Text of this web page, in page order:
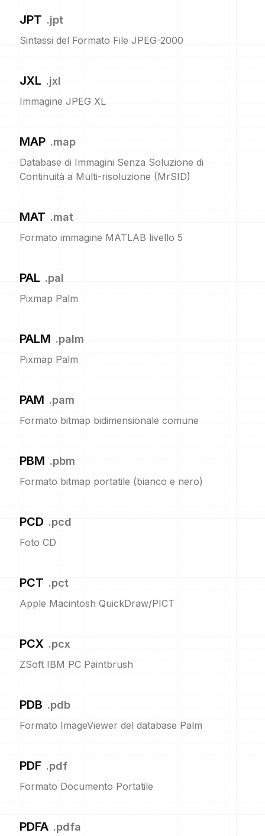
JPT .jpt
Sintassi del Formato File JPEG-2000
JXL .jxl
Immagine JPEG XL
MAP .map
Database di Immagini Senza Soluzione di
Continuità a Multi-risoluzione (MrSID)
MAT .mat
Formato immagine MATLAB livello 5
PAL .pal
Pixmap Palm
PALM .palm
Pixmap Palm
PAM .pam
Formato bitmap bidimensionale comune
PBM .pbm
Formato bitmap portatile (bianco e nero)
PCD .pcd
Foto CD
PCT .pct
Apple Macintosh QuickDraw/PICT
PCX .pcx
ZSoft IBM PC Paintbrush
PDB .pdb
Formato ImageViewer del database Palm
PDF .pdf
Formato Documento Portatile
PDFA .pdfa